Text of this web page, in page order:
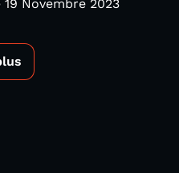
19 Novembre 2023